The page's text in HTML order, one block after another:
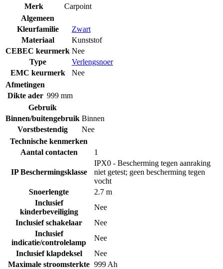
Merk
Carpoint
Algemeen
Kleurfamilie
Zwart
Materiaal
Kunststof
CEBEC keurmerk Nee
Type
Verlengsnoer
EMC keurmerk
Nee
Afmetingen
Dikte ader 999 mm
Gebruik
Binnen/buitengebruik Binnen
Vorstbestendig
Nee
Technische kenmerken
Aantal contacten
1
IP Beschermingsklasse
IPX0 - Bescherming tegen aanraking
niet getest; geen bescherming tegen
vocht
Snoerlengte
2.7 m
Inclusief
kinderbeveiliging
Nee
Inclusief schakelaar
Nee
Inclusief
indicatie/controlelamp
Nee
Inclusief klapdeksel
Nee
Maximale stroomsterkte 999 Ah